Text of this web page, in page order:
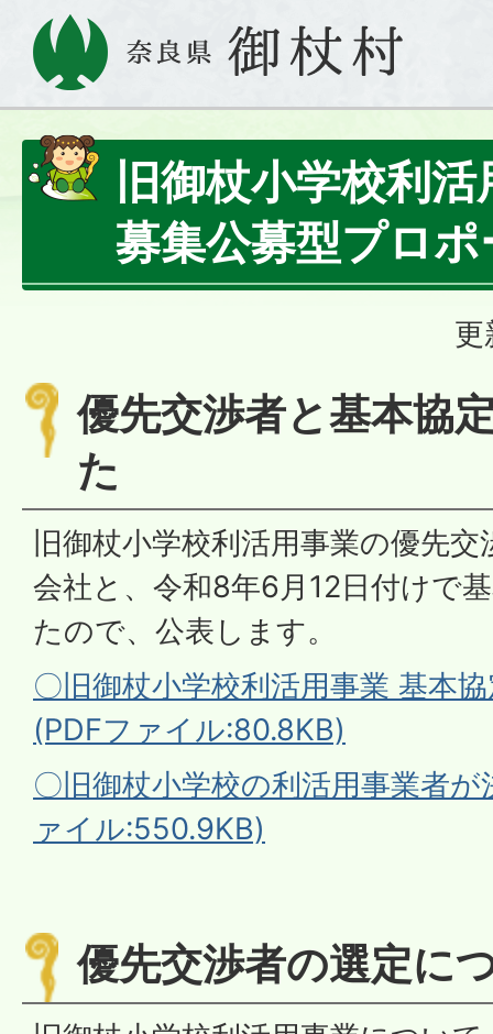
旧御杖小学校利
募集公募型プロ
更
優先交渉者と基本協
た
旧御杖小学校利活用事業の優先
会社と、令和8年6月12日付けで
たので、公表します。
〇旧御杖小学校利活用事業 基本
(PDFファイル:80.8KB)
〇旧御杖小学校の利活用事業者
ァイル:550.9KB)
優先交渉者の選定に